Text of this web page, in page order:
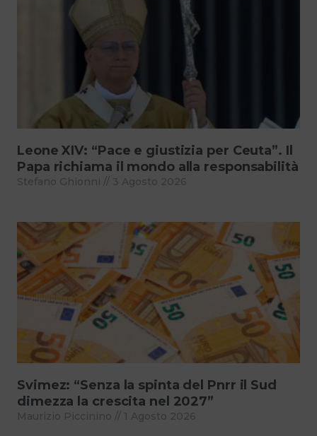
Leone XIV: “Pace e giustizia per Ceuta”. Il
Papa richiama il mondo alla responsabilità
Stefano Ghionni 3 Agosto 2026
Svimez: “Senza la spinta del Pnrr il Sud
dimezza la crescita nel 2027”
Maurizio Piccinino 1 Agosto 2026